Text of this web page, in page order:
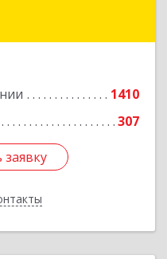
1410
307
муниципальный
Подробнее